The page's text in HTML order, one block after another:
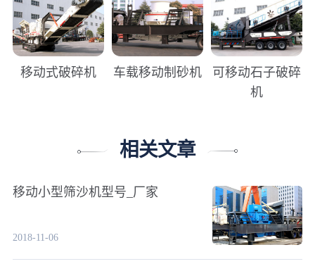
移动式破碎机 车载移动制砂机
可移动石子破碎
机
相关文章
移动小型筛沙机型号_厂家
2018-11-06